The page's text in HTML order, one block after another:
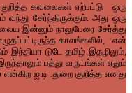
குறித்த கவலைகள் ஏற்பட்டு ஒரு
சேர்ந்திருக்கும். அது ஒரு
இன்னும் நாலுபேரை சேர்த்து
காலங்களில், என்
டுடே தமிழ் இதழிலும்,
பத்து வருடங்கள் ஏதும்
ஐ.டி .துறை குறித்த எனது